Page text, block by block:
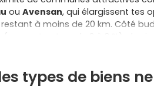
ou Avensan, qui élargissent tes
à moins de 20 km. Côté
(souvent autour de 2 à 3 %), de
la commune et de profiter, si tu
etdécennale — qui te
plombent parfois un achat
types de biens